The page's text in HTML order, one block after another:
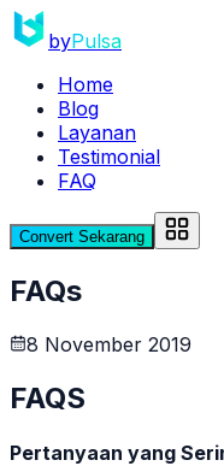
byPulsa
Home
Blog
Layanan
Testimonial
FAQ
Convert Sekarang
FAQs
8 November 2019
FAQS
Pertanyaan yang